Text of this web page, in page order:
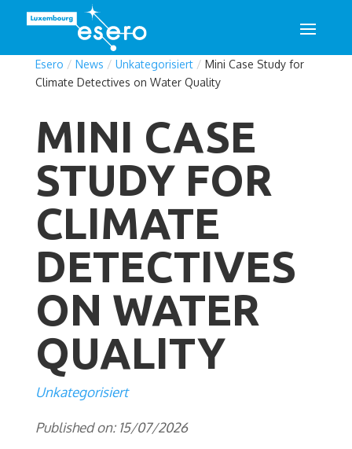
Esero / News / Unkategorisiert/ Mini Case Study for
Climate Detectives on Water Quality
MINI CASE
STUDY FOR
CLIMATE
DETECTIVES
ON WATER
QUALITY
Unkategorisiert
Published on: 15/07/2026